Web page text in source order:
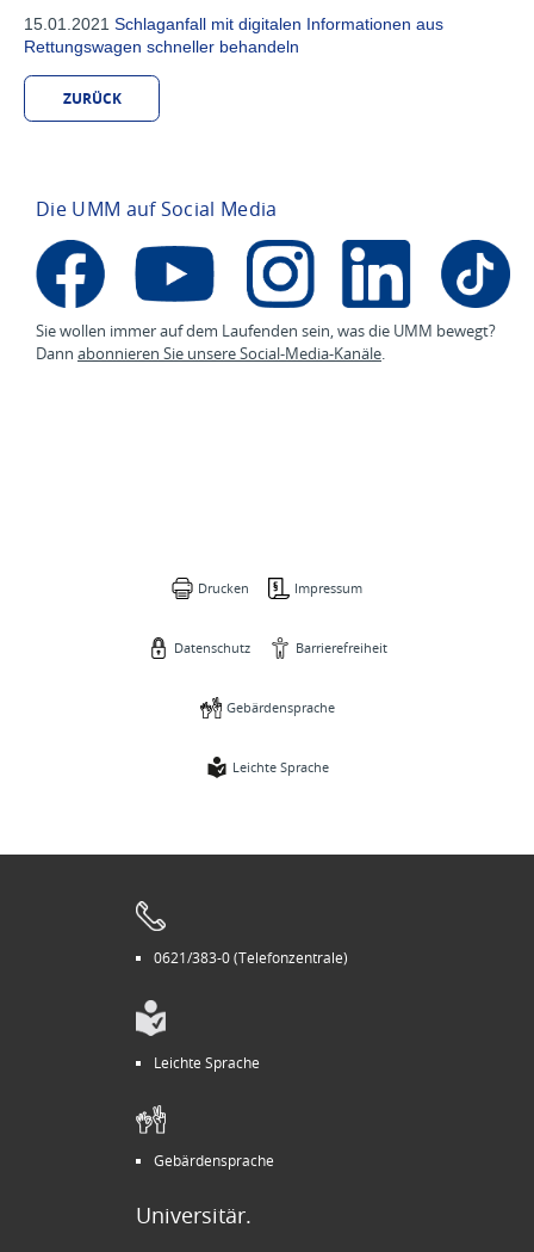
15.01.2021 Schlaganfall mit digitalen Informationen aus
Rettungswagen schneller behandeln
ZURÜCK
Die UMM auf Social Media
Sie wollen immer auf dem Laufenden sein, was die UMM bewegt?
Dann abonnieren Sie unsere Social-Media-Kanäle.
Drucken Impressum
Datenschutz Barrierefreiheit
Gebärdensprache
Leichte Sprache
0621/383-0 (Telefonzentrale)
Leichte Sprache
Gebärdensprache
Universitär.